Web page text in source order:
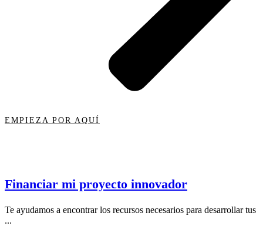
EMPIEZA POR AQUÍ
Financiar mi proyecto innovador
Te ayudamos a encontrar los recursos necesarios para desarrollar tus
...